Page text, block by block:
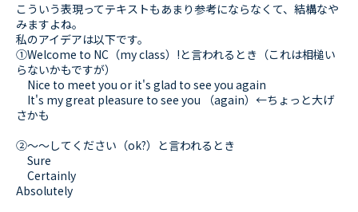
こういう表現ってテキストもあまり参考にならなくて、結構なや
みますよね。
私のアイデアは以下です。
①Welcome to NC（my class）!と言われるとき（これは相槌い
らないかもですが）
Nice to meet you or it's glad to see you again
It's my great pleasure to see you （again）←ちょっと大げ
さかも
②～～してください（ok?）と言われるとき
Sure
Certainly
Absolutely